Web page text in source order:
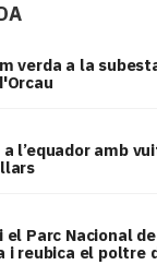
verda a la
a l’equador amb
el Parc Nacional
i reubica el poltre